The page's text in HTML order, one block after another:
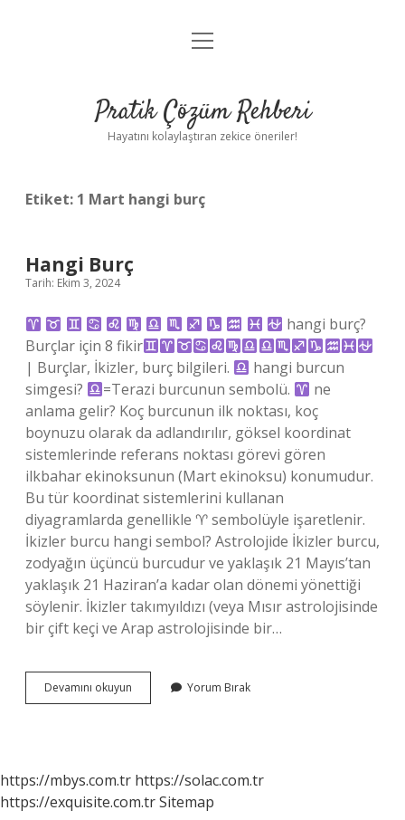
Anasayfa
Yasal Uyarı
menüyü
Pratik Çözüm Rehberi
Hayatını kolaylaştıran zekice öneriler!
Etiket: 1 Mart hangi burç
Hangi Burç
Tarih: Ekim 3, 2024
hangi burç?
Burçlar için 8 fikir
| Burçlar, İkizler, burç bilgileri.
hangi burcun
simgesi?
=Terazi burcunun sembolü.
ne
anlama gelir? Koç burcunun ilk noktası, koç
boynuzu olarak da adlandırılır, göksel koordinat
sistemlerinde referans noktası görevi gören
ilkbahar ekinoksunun (Mart ekinoksu) konumudur.
Bu tür koordinat sistemlerini kullanan
diyagramlarda genellikle ♈︎ sembolüyle işaretlenir.
İkizler burcu hangi sembol? Astrolojide İkizler burcu,
zodyağın üçüncü burcudur ve yaklaşık 21 Mayıs’tan
yaklaşık 21 Haziran’a kadar olan dönemi yönettiği
söylenir. İkizler takımyıldızı (veya Mısır astrolojisinde
bir çift keçi ve Arap astrolojisinde bir…
Devamını okuyun
Burç
Yorum Bırak
https://mbys.com.tr https://solac.com.tr
https://exquisite.com.trSitemap